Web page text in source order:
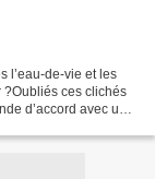
l’eau-de-vie et les
?Oubliés ces clichés
d’accord avec un